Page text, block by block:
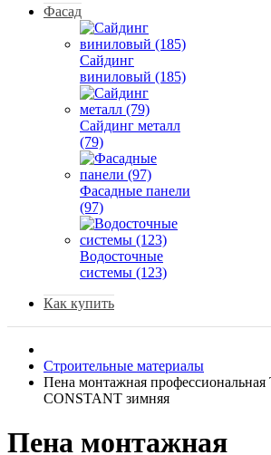
Фасад
Сайдинг
виниловый (185)
Сайдинг металл
(79)
Фасадные панели
(97)
Водосточные
системы (123)
Как купить
Строительные материалы
Пена монтажная
CONSTANT зимняя
Пена монтажная